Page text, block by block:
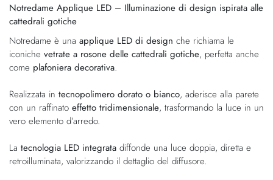
galleria
di
immagini
di
immagini
Notredame Applique LED – Illuminazione di design ispirata alle
cattedrali gotiche
Notredame è una applique LED di design che richiama le
iconiche vetrate a rosone delle cattedrali gotiche, perfetta anche
come plafoniera decorativa.
Realizzata in tecnopolimero dorato o bianco, aderisce alla parete
con un raffinato effetto tridimensionale, trasformando la luce in un
vero elemento d’arredo.
La tecnologia LED integrata diffonde una luce doppia, diretta e
retroilluminata, valorizzando il dettaglio del diffusore.